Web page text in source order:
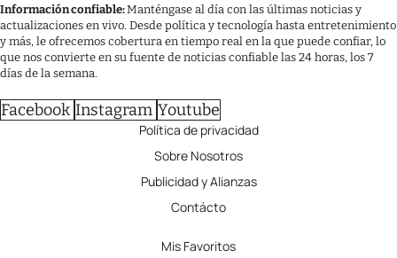
Información confiable:Manténgase al día con las últimas noticias y
actualizaciones en vivo. Desde política y tecnología hasta entretenimiento
y más, le ofrecemos cobertura en tiempo real en la que puede confiar, lo
que nos convierte en su fuente de noticias confiable las 24 horas, los 7
días de la semana.
Facebook Instagram Youtube
Política de privacidad
Sobre Nosotros
Publicidad y Alianzas
Contácto
Mis Favoritos